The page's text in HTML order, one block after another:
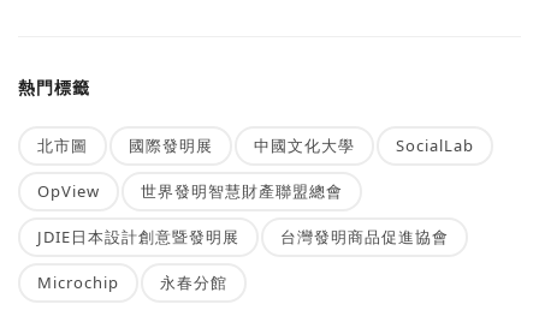
熱門標籤
北市圖 國際發明展 中國文化大學 SocialLab
OpView 世界發明智慧財產聯盟總會
JDIE日本設計創意暨發明展 台灣發明商品促進協會
Microchip 永春分館